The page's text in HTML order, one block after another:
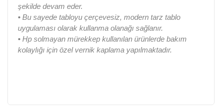
şekilde devam eder.
• Bu sayede tabloyu çerçevesiz, modern tarz tablo
uygulaması olarak kullanma olanağı sağlanır.
• Hp solmayan mürekkep kullanılan ürünlerde bakım
kolaylığı için özel vernik kaplama yapılmaktadır.